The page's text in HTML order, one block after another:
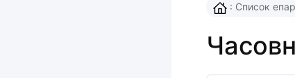
: Список